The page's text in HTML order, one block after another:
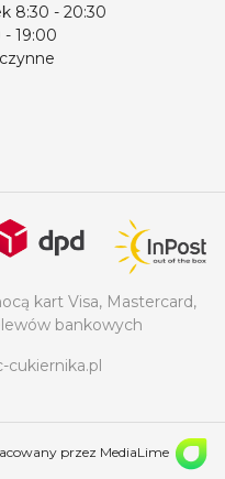
8:30 - 20:30
19:00
kart Visa, Mastercard,
bankowych
cukiernika.pl
przez MediaLime